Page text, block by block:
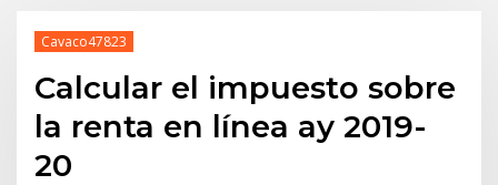
Cavaco47823
Calcular el impuesto sobre
la renta en línea ay 2019-
20